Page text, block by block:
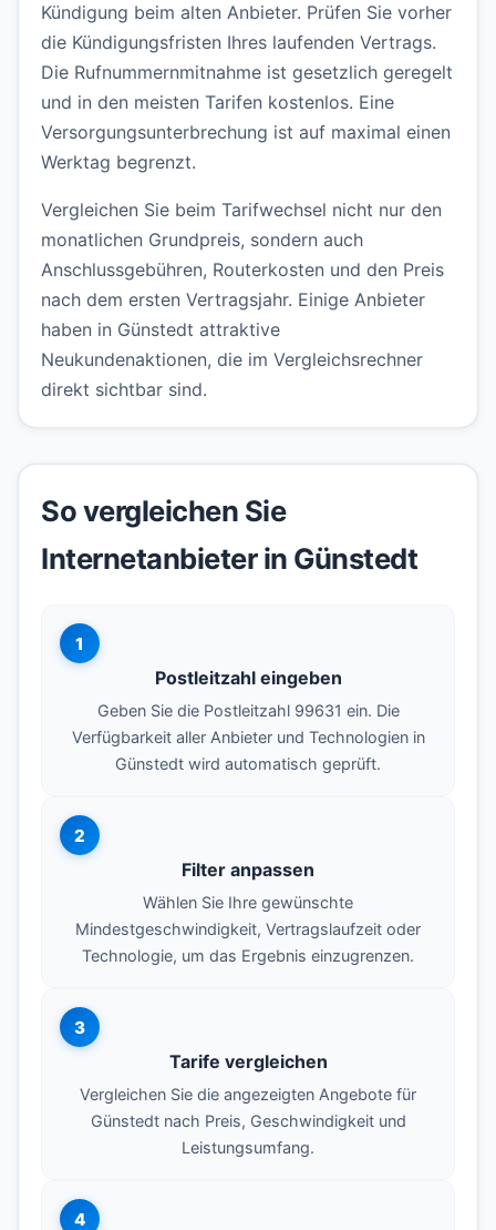
Kündigung beim alten Anbieter. Prüfen Sie vorher
die Kündigungsfristen Ihres laufenden Vertrags.
Die Rufnummernmitnahme ist gesetzlich geregelt
und in den meisten Tarifen kostenlos. Eine
Versorgungsunterbrechung ist auf maximal einen
Werktag begrenzt.
Vergleichen Sie beim Tarifwechsel nicht nur den
monatlichen Grundpreis, sondern auch
Anschlussgebühren, Routerkosten und den Preis
nach dem ersten Vertragsjahr. Einige Anbieter
haben in Günstedt attraktive
Neukundenaktionen, die im Vergleichsrechner
direkt sichtbar sind.
So vergleichen Sie
Internetanbieter in Günstedt
1
Postleitzahl eingeben
Geben Sie die Postleitzahl 99631 ein. Die
Verfügbarkeit aller Anbieter und Technologien in
Günstedt wird automatisch geprüft.
2
Filter anpassen
Wählen Sie Ihre gewünschte
Mindestgeschwindigkeit, Vertragslaufzeit oder
Technologie, um das Ergebnis einzugrenzen.
3
Tarife vergleichen
Vergleichen Sie die angezeigten Angebote für
Günstedt nach Preis, Geschwindigkeit und
Leistungsumfang.
4